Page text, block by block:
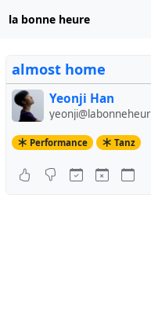
la bonne heure
almost home
Yeonji Han
Performance Tanz